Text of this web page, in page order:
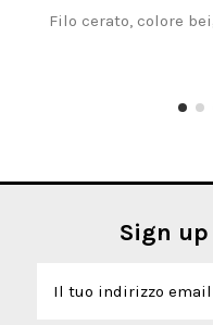
Filo cerato, colore
Sign